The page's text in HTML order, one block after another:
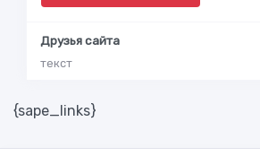
Друзья сайта
текст
{sape_links}